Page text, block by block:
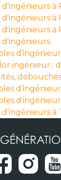
d'ingénieurs à
d'ingénieurs à
d'ingénieurs à
d'ingénieurs
ingénieur :
d'ingénieurs à